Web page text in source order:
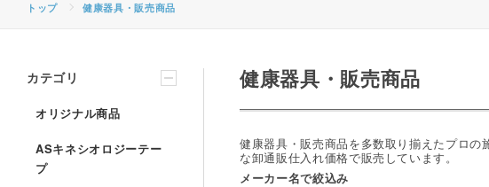
トップ 健康器具・販売商品
健康器具・販売商品
健康器具・販売商品を多数取り揃えたプロ
な卸通販仕入れ価格で販売しています。
メーカー名で絞込み
カテゴリ
オリジナル商品
ASキネシオロジーテー
プ